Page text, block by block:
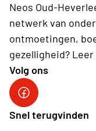
Neos Oud-
netwerk van
ontmoetingen,
gezelligheid?
Volg ons
Facebook
Snel terugvinden